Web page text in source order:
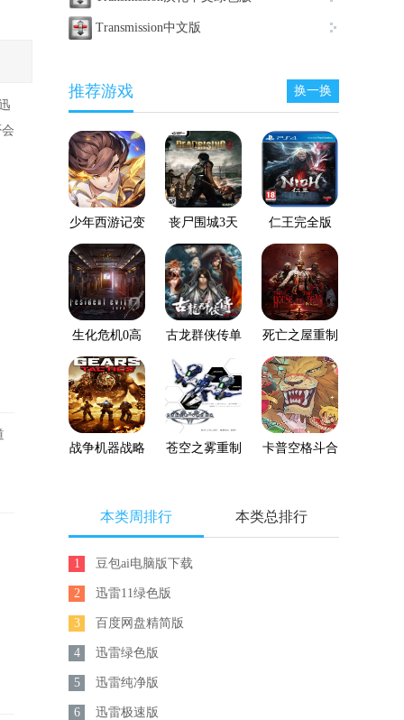
Transmission中文版
推荐游戏 换一换
少年西游记变
态服
丧尸围城3天
启版
仁王完全版
生化危机0高
清重制版
古龙群侠传单
机版下载
死亡之屋重制
版
战争机器战略
苍空之雾重制
卡普空格斗合
本类周排行 本类总排行
1 豆包ai电脑版下载
2 迅雷11绿色版
3 百度网盘精简版
4 迅雷绿色版
5 迅雷纯净版
6 迅雷极速版